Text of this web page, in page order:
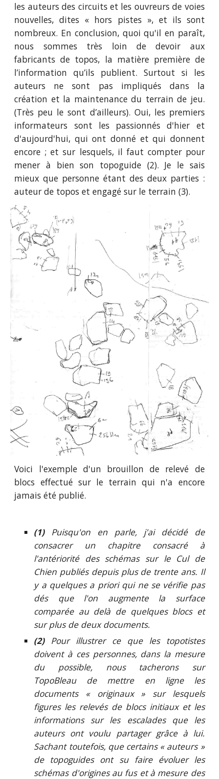
les auteurs des circuits et les ouvreurs de voies
nouvelles, dites « hors pistes », et ils sont
nombreux. En conclusion, quoi qu'il en paraît,
nous sommes très loin de devoir aux
fabricants de topos, la matière première de
l’information qu’ils publient. Surtout si les
auteurs ne sont pas impliqués dans la
création et la maintenance du terrain de jeu.
(Très peu le sont d’ailleurs). Oui, les premiers
informateurs sont les passionnés d'hier et
d'aujourd'hui, qui ont donné et qui donnent
encore ; et sur lesquels, il faut compter pour
mener à bien son topoguide (2). Je le sais
mieux que personne étant des deux parties :
auteur de topos et engagé sur le terrain (3).
Voici l'exemple d'un brouillon de relevé de
blocs effectué sur le terrain qui n'a encore
jamais été publié.
(1)Puisqu'on en parle, j'ai décidé de
consacrer un chapitre consacré à
l'antériorité des schémas sur le Cul de
Chien publiés depuis plus de trente ans. Il
y a quelques a priori qui ne se vérifie pas
dés que l'on augmente la surface
comparée au delà de quelques blocs et
sur plus de deux documents.
(2)Pour illustrer ce que les topotistes
doivent à ces personnes, dans la mesure
du possible, nous tacherons sur
TopoBleau de mettre en ligne les
documents « originaux » sur lesquels
figures les relevés de blocs initiaux et les
informations sur les escalades que les
auteurs ont voulu partager grâce à lui.
Sachant toutefois, que certains « auteurs »
de topoguides ont su faire évoluer les
schémas d'origines au fus et à mesure des